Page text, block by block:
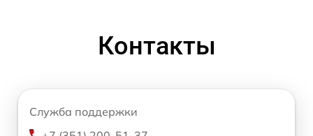
Контакты
Служба поддержки